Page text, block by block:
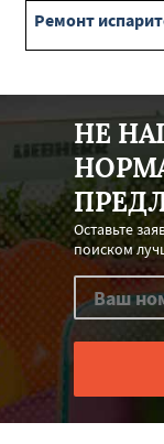
Ремонт
НЕ
Оставьте
поиском